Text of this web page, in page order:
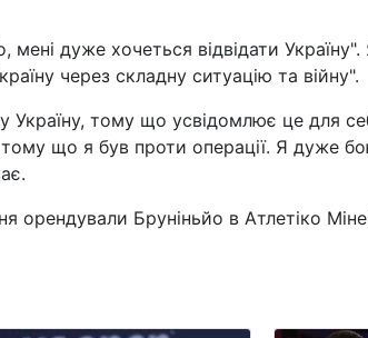
дуже хочеться відвідати Україну".
через складну ситуацію та війну".
Україну, тому що усвідомлює це для
що я був проти операції. Я дуже
орендували Бруніньйо в Атлетіко